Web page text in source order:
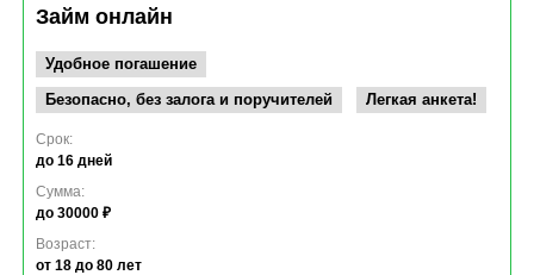
Займ онлайн
Удобное погашение
Безопасно, без залога и поручителей
Легкая анкета!
Срок:
до 16 дней
Сумма:
до 30000 ₽
Возраст:
от 18 до 80 лет